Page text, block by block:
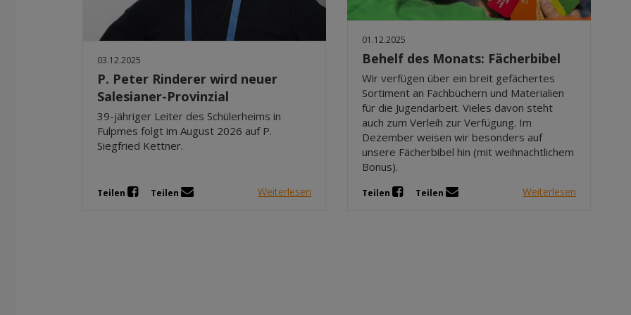
03.12.2025
P. Peter Rinderer wird neuer
Salesianer-Provinzial
39-jähriger Leiter des Schülerheims in
Fulpmes folgt im August 2026 auf P.
Siegfried Kettner.
Teilen Teilen Weiterlesen
01.12.2025
Behelf des Monats: Fächerbibel
Wir verfügen über ein breit gefächertes
Sortiment an Fachbüchern und Materialien
für die Jugendarbeit. Vieles davon steht
auch zum Verleih zur Verfügung. Im
Dezember weisen wir besonders auf
unsere Fächerbibel hin (mit weihnachtlichem
Bonus).
Teilen Teilen Weiterlesen